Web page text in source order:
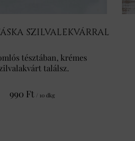
SZILVALEKVÁRRAL
tésztában, krémes
találsz.
990 Ft / 10 dkg